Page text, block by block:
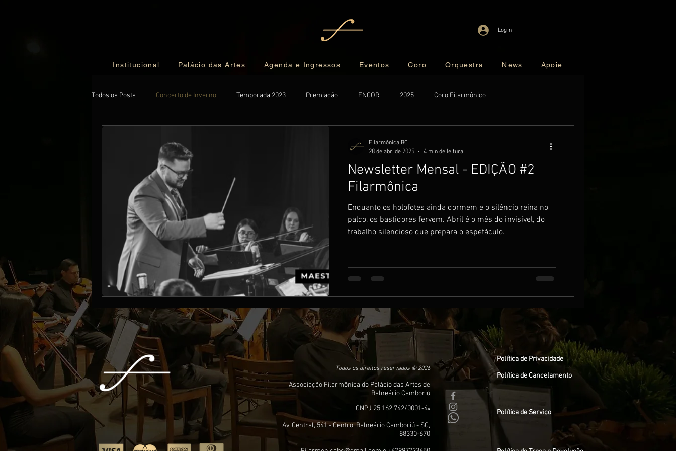
Login
Institucional Palácio das Artes Agenda e Ingressos Eventos Coro Orquestra News Apoie
Todos os Posts Concerto de Inverno Temporada 2023 Premiação ENCOR 2025 Coro Filarmônico
Newsletter Mensal - EDIÇÃO #2
Filarmônica
Enquanto os holofotes ainda dormem e o silêncio reina no
palco, os bastidores fervem. Abril é o mês do invisível, do
trabalho silencioso que prepara o espetáculo.
Filarmônica BC
28 de abr. de 2025
4 min de leitura
Todos os direitos reservados © 2026
Associação Filarmônica do Palácio das Artes de
Balneário Camboriú
CNPJ 25.162.742/0001-44
Av. Central, 541 - Centro, Balneário Camboriú - SC,
88330-670
Política de Privacidade
Política de Cancelamento
Política de Serviço